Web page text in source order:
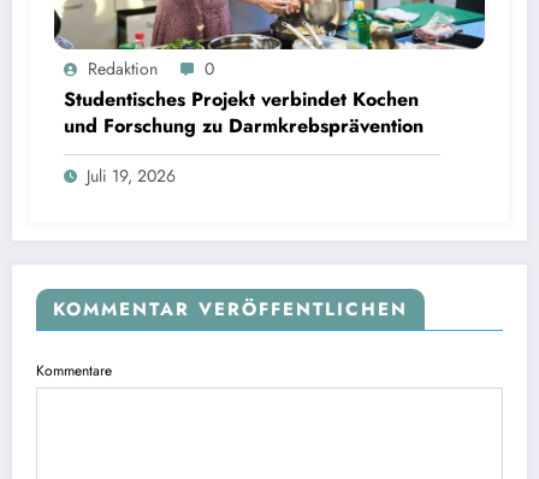
Studentisches Projekt verbindet Kochen und Forschung zu Darmkrebsprävention | Bild:
Fabian Vogl / TUM
Redaktion 0
Studentisches Projekt verbindet Kochen
und Forschung zu Darmkrebsprävention
Juli 19, 2026
KOMMENTAR VERÖFFENTLICHEN
Kommentare